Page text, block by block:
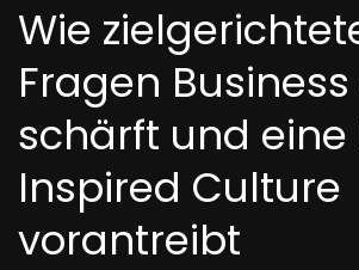
Wie
Fragen
schärft und eine
Inspired Culture
vorantreibt